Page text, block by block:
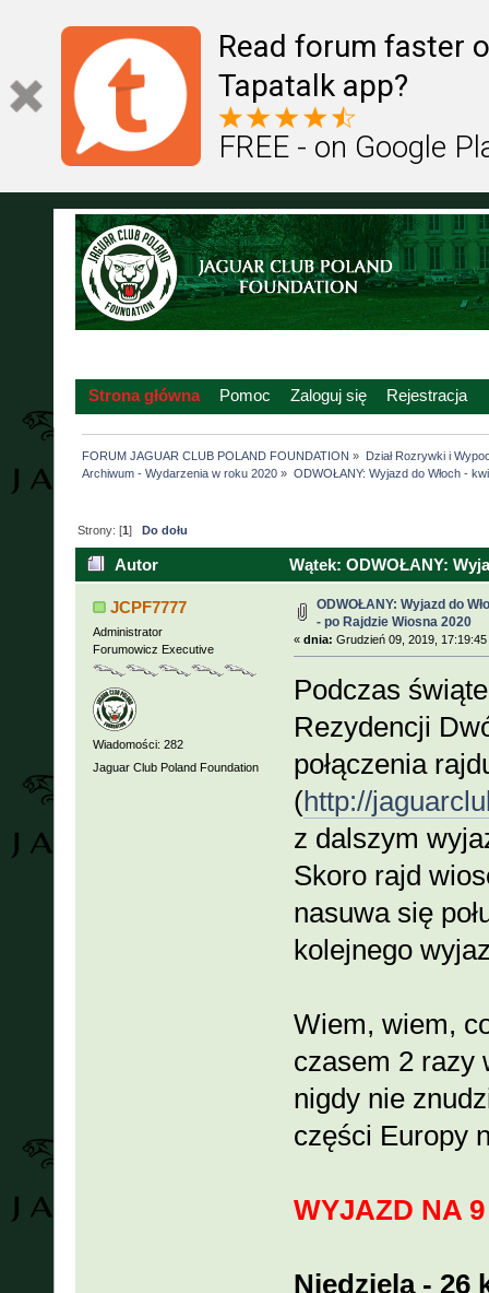
Read forum faster
Tapatalk app?
FREE - on Google
Strona główna Pomoc Zaloguj się Rejestracja
FORUM JAGUAR CLUB POLAND FOUNDATION »
Dział Rozrywki i
Archiwum - Wydarzenia w roku 2020 » ODWOŁANY: Wyjazd do Włoch -
Strony: [1] Do dołu
Autor
Wątek: ODWOŁANY:
(Przeczytany 16325 razy)
JCPF7777
Administrator
Forumowicz Executive
Wiadomości: 282
Jaguar Club Poland Foundation
ODWOŁANY: Wyjazd do
- po Rajdzie Wiosna 2020
« dnia: Grudzień 09, 2019, 17:19:45
Podczas
Rezydencji
połączenia
(http://
z dalszym
Skoro rajd
nasuwa się
kolejnego
Wiem, wiem,
czasem 2 razy
nigdy nie
części Europy
WYJAZD NA
Niedziela - 26